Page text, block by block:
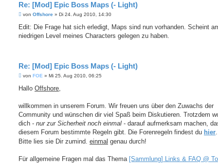
Re: [Mod] Epic Boss Maps (- Light)
B
i
r
von Offshore » Di 24. Aug 2010, 14:30
Edit: Die Frage hat sich erledigt, Maps sind nun vorhanden. Scheint
niedrigen Level meines Characters gelegen zu haben.
Re: [Mod] Epic Boss Maps (- Light)
B
i
a
von FOE » Mi 25. Aug 2010, 06:25
Hallo Offshore
willkommen in unserem Forum. Wir freuen uns über den Zuwachs der
Community und wünschen dir viel Spaß beim Diskutieren. Trotzdem
dich - nur zur Sicherheit noch einmal - darauf aufmerksam machen,
diesem Forum bestimmte Regeln gibt. Die Forenregeln findest du hier
Bitte lies sie Dir zumind. einmal genau durch!
Für allgemeine Fragen mal das Thema [Sammlung] Links & FAQ @